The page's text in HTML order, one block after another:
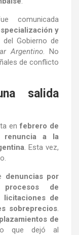
comunicada
y
Gobierno de
Argentino. No
de conflicto
salida
enfebrero de
renuncia a la
. Esta vez,
denuncias por
procesos de
licitaciones de
sobreprecios.
de
que dejó al